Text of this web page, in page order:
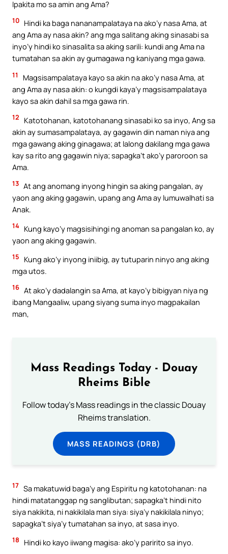
Ipakita mo sa amin ang Ama?
10 Hindi ka baga nananampalataya na ako’y nasa Ama, at
ang Ama ay nasa akin? ang mga salitang aking sinasabi sa
inyo’y hindi ko sinasalita sa aking sarili: kundi ang Ama na
tumatahan sa akin ay gumagawa ng kaniyang mga gawa.
11
Magsisampalataya kayo sa akin na ako’y nasa Ama, at
ang Ama ay nasa akin: o kungdi kaya’y magsisampalataya
kayo sa akin dahil sa mga gawa rin.
12
Katotohanan, katotohanang sinasabi ko sa inyo, Ang sa
akin ay sumasampalataya, ay gagawin din naman niya ang
mga gawang aking ginagawa; at lalong dakilang mga gawa
kay sa rito ang gagawin niya; sapagka’t ako’y paroroon sa
Ama.
13 At ang anomang inyong hingin sa aking pangalan, ay
yaon ang aking gagawin, upang ang Ama ay lumuwalhati sa
Anak.
14 Kung kayo’y magsisihingi ng anoman sa pangalan ko, ay
yaon ang aking gagawin.
15
Kung ako’y inyong iniibig, ay tutuparin ninyo ang aking
mga utos.
16 At ako’y dadalangin sa Ama, at kayo’y bibigyan niya ng
ibang Mangaaliw, upang siyang suma inyo magpakailan
man,
Mass Readings Today - Douay
Rheims Bible
Follow today's Mass readings in the classic Douay
Rheims translation.
MASS READINGS (DRB)
17 Sa makatuwid baga’y ang Espiritu ng katotohanan: na
hindi matatanggap ng sanglibutan; sapagka’t hindi nito
siya nakikita, ni nakikilala man siya: siya’y nakikilala ninyo;
sapagka’t siya’y tumatahan sa inyo, at sasa inyo.
18 Hindi ko kayo iiwang magisa: ako’y paririto sa inyo.